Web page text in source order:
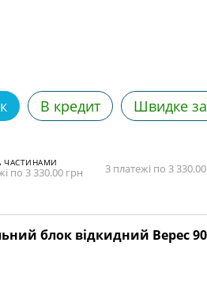
В кредит Швидке
ЧАСТИНАМИ
по 3 330.00 грн 3 платежі по 3
блок відкидний Верес